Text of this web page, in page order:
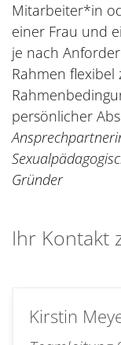
Mitarbeiter*in
einer Frau und
je nach
Rahmen flexibel
persönlicher
Gründer
Ihr Kontakt
Kirstin